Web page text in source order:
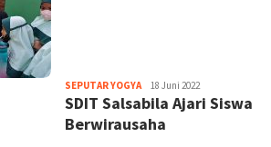
SEPUTAR YOGYAHeri
Purwata
18 Juni 2022
SDIT Salsabila Ajari Siswa
Berwirausaha